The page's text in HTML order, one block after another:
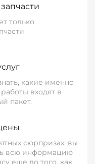
только
какие именно
входят в
пакет.
сюрпризах: вы
всю информацию
еще до того, как